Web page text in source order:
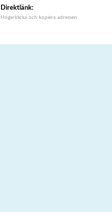
Direktlänk:
Högerklicka och kopiera adressen